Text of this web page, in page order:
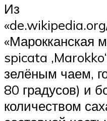
Из
«Марокканская
spicata
зелёным чаем,
80 градусов) и
количеством